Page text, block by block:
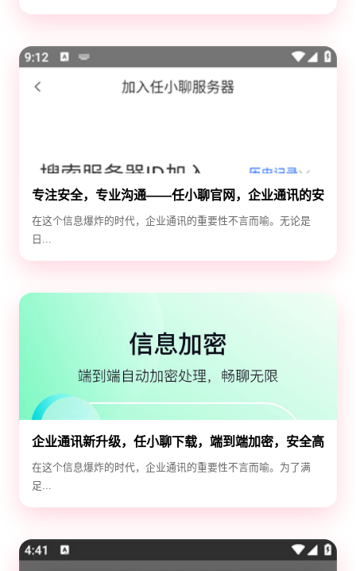
专注安全，专业沟通——任小聊官网，企业通讯的安
全守护神
在这个信息爆炸的时代，企业通讯的重要性不言而喻。无论是
日...
企业通讯新升级，任小聊下载，端到端加密，安全高
效！
在这个信息爆炸的时代，企业通讯的重要性不言而喻。为了满
足...